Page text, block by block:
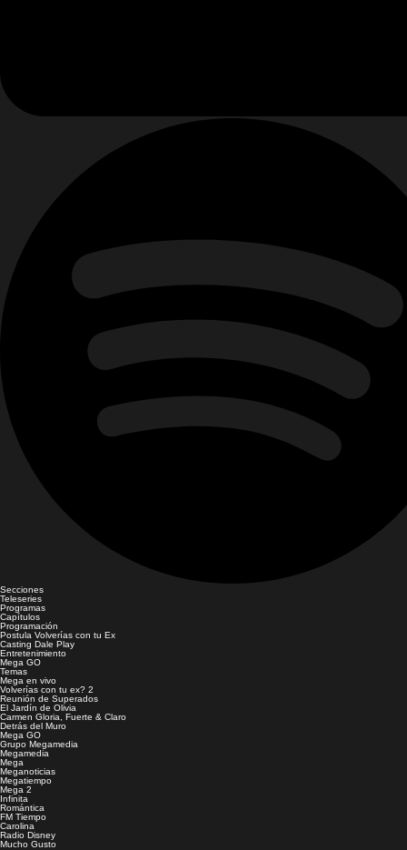
Secciones
Teleseries
Programas
Capítulos
Programación
Postula Volverías con tu Ex
Casting Dale Play
Entretenimiento
Mega GO
Temas
Mega en vivo
Volverías con tu ex? 2
Reunión de Superados
El Jardín de Olivia
Carmen Gloria, Fuerte & Claro
Detrás del Muro
Mega GO
Grupo Megamedia
Megamedia
Mega
Meganoticias
Megatiempo
Mega 2
Infinita
Romántica
FM Tiempo
Carolina
Radio Disney
Mucho Gusto